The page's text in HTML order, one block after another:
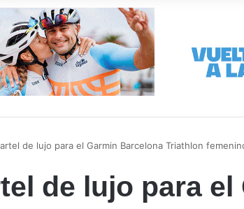
de lujo para el Garmin Barcelona Triathlon
de lujo para el